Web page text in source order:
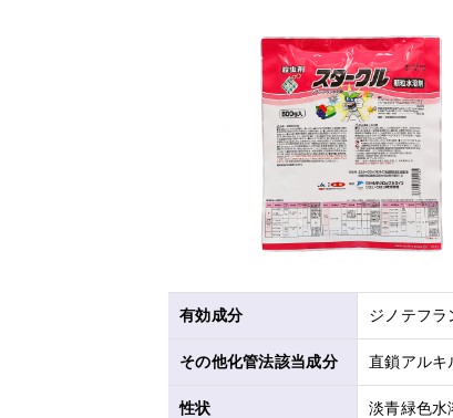
有効成分 ジノテフラ
その他化管法該当成分 直鎖アルキ
性状 淡青緑色水